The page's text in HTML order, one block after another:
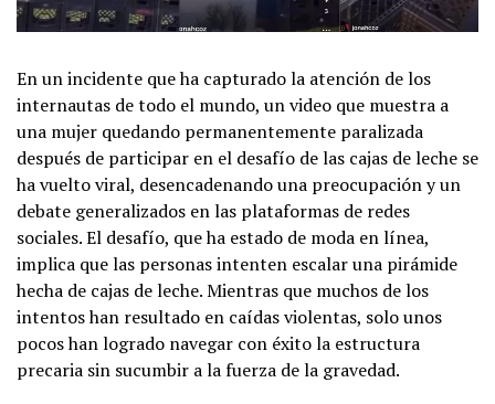
En un incidente que ha capturado la atención de los
internautas de todo el mundo, un video que muestra a
una mujer quedando permanentemente paralizada
después de participar en el desafío de las cajas de leche se
ha vuelto viral, desencadenando una preocupación y un
debate generalizados en las plataformas de redes
sociales. El desafío, que ha estado de moda en línea,
implica que las personas intenten escalar una pirámide
hecha de cajas de leche. Mientras que muchos de los
intentos han resultado en caídas violentas, solo unos
pocos han logrado navegar con éxito la estructura
precaria sin sucumbir a la fuerza de la gravedad.